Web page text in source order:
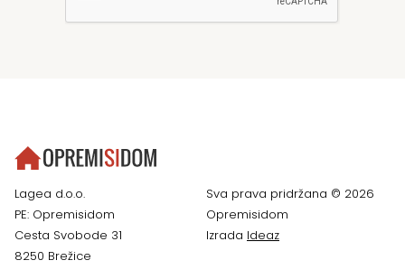
Lagea d.o.o.
PE: Opremisidom
Cesta Svobode 31
8250 Brežice
Sva prava pridržana © 2026
Opremisidom
Izrada Ideaz